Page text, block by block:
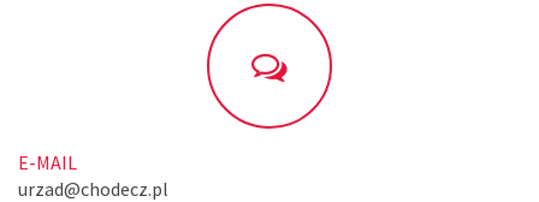
E-MAIL
urzad@chodecz.pl